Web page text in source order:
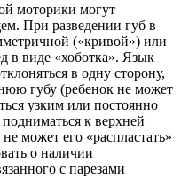
моторики могут
При разведении губ в
(«кривой») или
в виде «хоботка». Язык
в одну сторону,
губу (ребенок не может
узким или постоянно
к верхней
может его «распластать»
о наличии
с парезами